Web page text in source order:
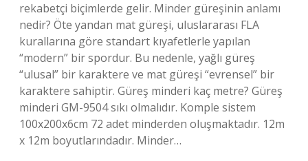
rekabetçi biçimlerde gelir. Minder güreşinin anlamı
nedir? Öte yandan mat güreşi, uluslararası FLA
kurallarına göre standart kıyafetlerle yapılan
“modern” bir spordur. Bu nedenle, yağlı güreş
“ulusal” bir karaktere ve mat güreşi “evrensel” bir
karaktere sahiptir. Güreş minderi kaç metre? Güreş
minderi GM-9504 sıkı olmalıdır. Komple sistem
100x200x6cm 72 adet minderden oluşmaktadır. 12m
x 12m boyutlarındadır. Minder…